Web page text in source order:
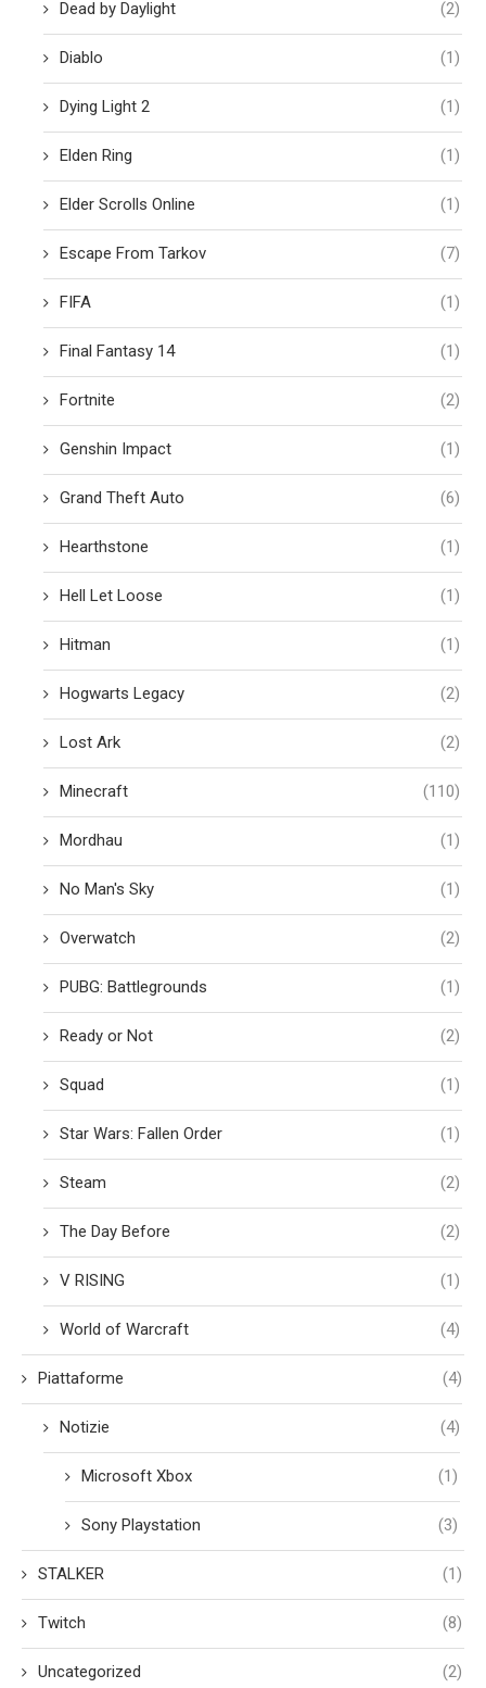
Dead by Daylight (2)
Diablo (1)
Dying Light 2 (1)
Elden Ring (1)
Elder Scrolls Online (1)
Escape From Tarkov (7)
FIFA (1)
Final Fantasy 14 (1)
Fortnite (2)
Genshin Impact (1)
Grand Theft Auto (6)
Hearthstone (1)
Hell Let Loose (1)
Hitman (1)
Hogwarts Legacy (2)
Lost Ark (2)
Minecraft (110)
Mordhau (1)
No Man's Sky (1)
Overwatch (2)
PUBG: Battlegrounds (1)
Ready or Not (2)
Squad (1)
Star Wars: Fallen Order (1)
Steam (2)
The Day Before (2)
V RISING (1)
World of Warcraft (4)
Piattaforme (4)
Notizie (4)
Microsoft Xbox (1)
Sony Playstation (3)
STALKER (1)
Twitch (8)
Uncategorized (2)